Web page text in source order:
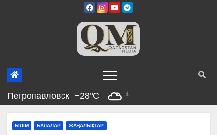
Петропавловск +28°C
БІЛІМ БАЛАЛАР ЖАҢАЛЫҚТАР